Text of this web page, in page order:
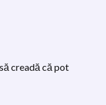
creadă că pot